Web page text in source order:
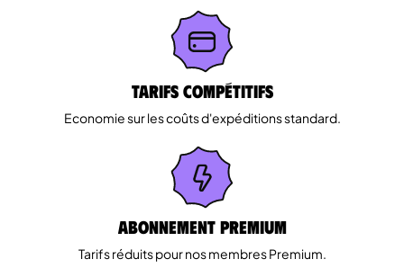
Tarifs Compétitifs
Economie sur les coûts d'expéditions standard.
Abonnement Premium
Tarifs réduits pour nos membres Premium.